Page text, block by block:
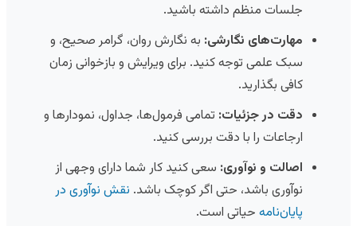
جلسات منظم داشته باشید.
مهارت‌های نگارشی: به نگارش روان، گرامر صحیح، و
سبک علمی توجه کنید. برای ویرایش و بازخوانی زمان
کافی بگذارید.
دقت در جزئیات: تمامی فرمول‌ها، جداول، نمودارها و
ارجاعات را با دقت بررسی کنید.
اصالت و نوآوری: سعی کنید کار شما دارای وجهی از
نوآوری باشد، حتی اگر کوچک باشد. نقش نوآوری در
پایان‌نامه حیاتی است.